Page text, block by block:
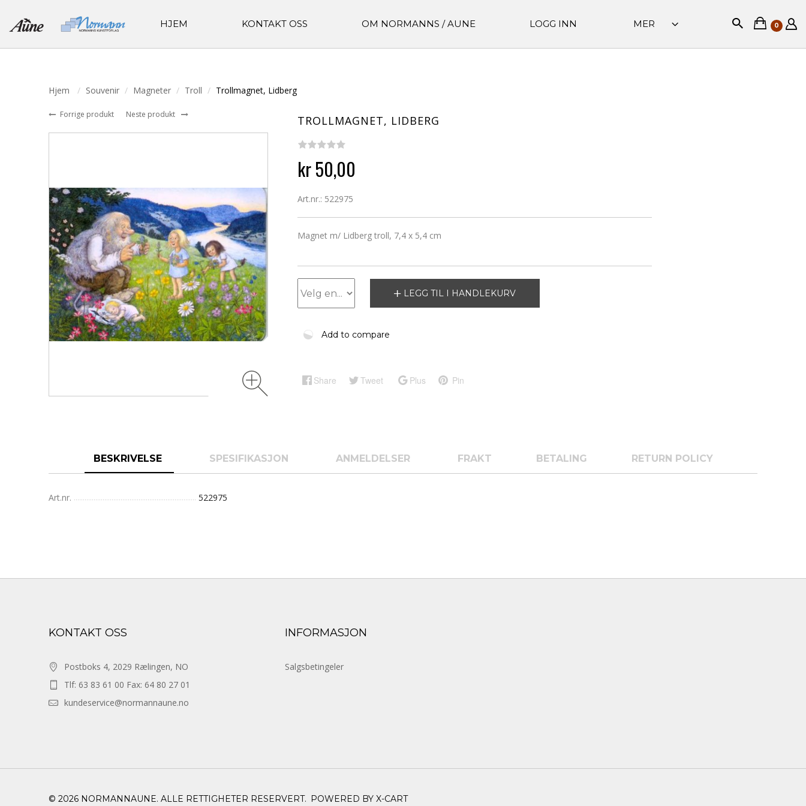
HJEM KONTAKT OSS OM NORMANNS / AUNE LOGG INN MER 0
Hjem Souvenir Magneter Troll Trollmagnet, Lidberg
Forrige produkt Neste produkt TROLLMAGNET, LIDBERG
kr 50,00
Art.nr.: 522975
Magnet m/ Lidberg troll, 7,4 x 5,4 cm
LEGG TIL I HANDLEKURV
Add to compare
Share Tweet Plus Pin
BESKRIVELSE SPESIFIKASJON ANMELDELSER FRAKT BETALING RETURN POLICY
Art.nr. 522975
KONTAKT OSS
Postboks 4, 2029 Rælingen, NO
Tlf: 63 83 61 00 Fax: 64 80 27 01
kundeservice@normannaune.no
INFORMASJON
Salgsbetingeler
© 2026 NORMANNAUNE. ALLE RETTIGHETER RESERVERT. POWERED BY X-CART